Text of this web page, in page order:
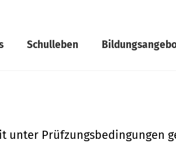
Schulleben
unter Prüfzungsbedingungen